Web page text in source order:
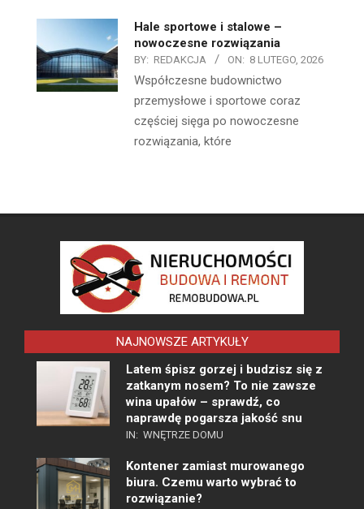
Hale sportowe i stalowe –
nowoczesne rozwiązania
BY: REDAKCJA ON: 8 LUTEGO, 2026
Współczesne budownictwo
przemysłowe i sportowe coraz
częściej sięga po nowoczesne
rozwiązania, które
NAJNOWSZE ARTYKUŁY
Latem śpisz gorzej i budzisz się z
zatkanym nosem? To nie zawsze
wina upałów – sprawdź, co
naprawdę pogarsza jakość snu
IN: WNĘTRZE DOMU
Kontener zamiast murowanego
biura. Czemu warto wybrać to
rozwiązanie?